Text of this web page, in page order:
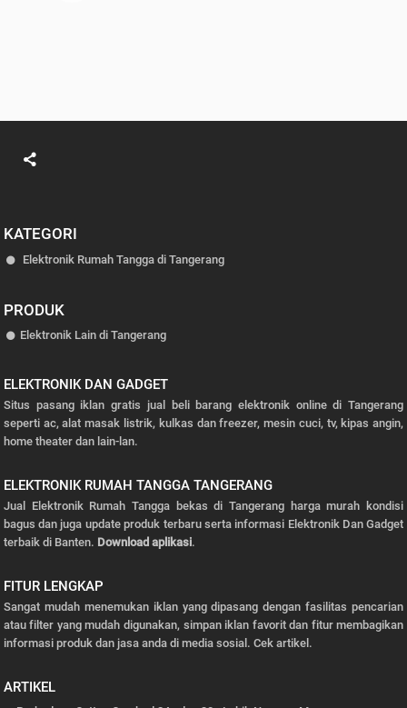
KATEGORI
Elektronik Rumah Tangga di Tangerang
PRODUK
Elektronik Lain di Tangerang
ELEKTRONIK DAN GADGET
Situs pasang iklan gratis jual beli barang elektronik online di Tangerang
seperti ac, alat masak listrik, kulkas dan freezer, mesin cuci, tv, kipas angin,
home theater dan lain-lan.
ELEKTRONIK RUMAH TANGGA TANGERANG
Jual Elektronik Rumah Tangga bekas di Tangerang harga murah kondisi
bagus dan juga update produk terbaru serta informasi Elektronik Dan Gadget
terbaik di Banten. Download aplikasi.
FITUR LENGKAP
Sangat mudah menemukan iklan yang dipasang dengan fasilitas pencarian
atau filter yang mudah digunakan, simpan iklan favorit dan fitur membagikan
informasi produk dan jasa anda di media sosial. Cek artikel.
ARTIKEL